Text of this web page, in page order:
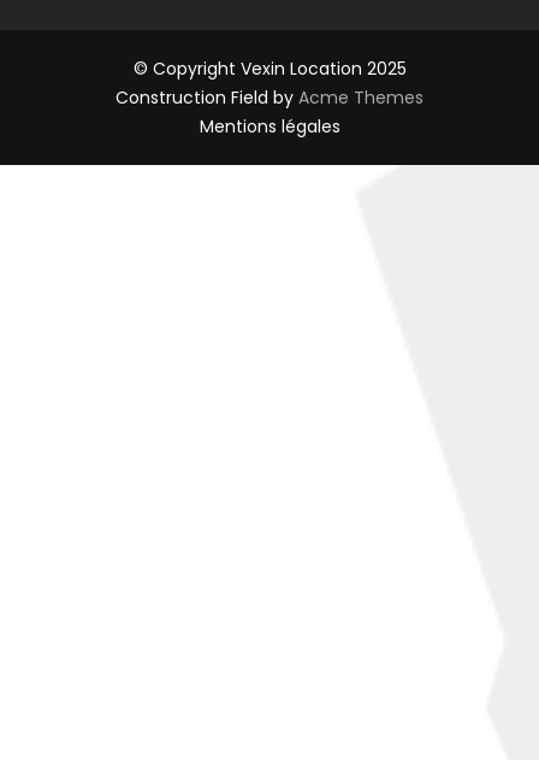
© Copyright Vexin Location 2025
Construction Field by Acme Themes
Mentions légales